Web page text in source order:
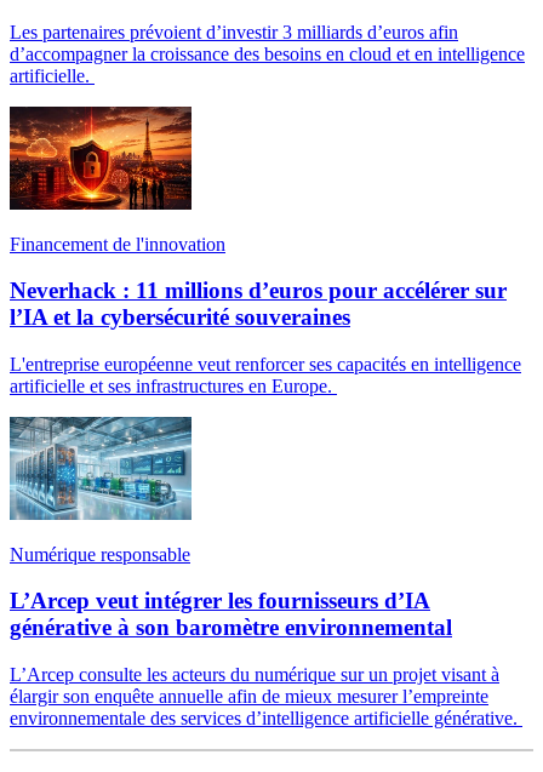
Les partenaires prévoient d’investir 3 milliards d’euros afin
d’accompagner la croissance des besoins en cloud et en intelligence
artificielle.
Financement de l'innovation
Neverhack : 11 millions d’euros pour accélérer sur
l’IA et la cybersécurité souveraines
L'entreprise européenne veut renforcer ses capacités en intelligence
artificielle et ses infrastructures en Europe.
Numérique responsable
L’Arcep veut intégrer les fournisseurs d’IA
générative à son baromètre environnemental
L’Arcep consulte les acteurs du numérique sur un projet visant à
élargir son enquête annuelle afin de mieux mesurer l’empreinte
environnementale des services d’intelligence artificielle générative.